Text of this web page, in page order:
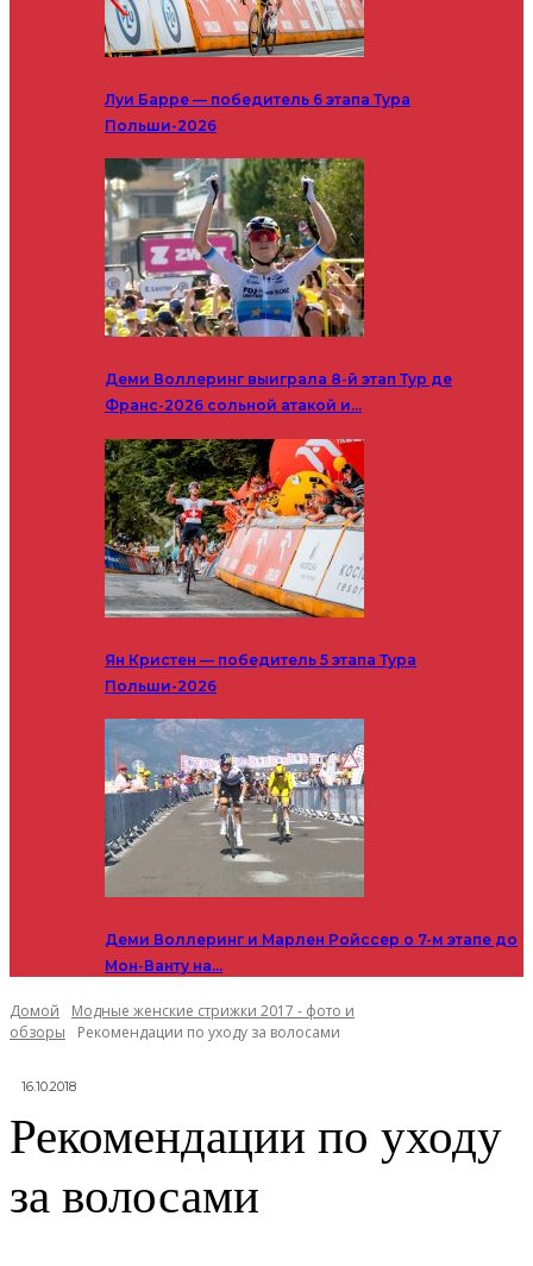
Луи Барре — победитель 6 этапа Тура
Польши-2026
Деми Воллеринг выиграла 8-й этап Тур де
Франс-2026 сольной атакой и…
Ян Кристен — победитель 5 этапа Тура
Польши-2026
Деми Воллеринг и Марлен Ройссер о 7-м этапе до
Мон-Ванту на…
Домой
Модные женские стрижки 2017 - фото и
обзоры
Рекомендации по уходу за волосами
16.10.2018
Рекомендации по уходу
за волосами